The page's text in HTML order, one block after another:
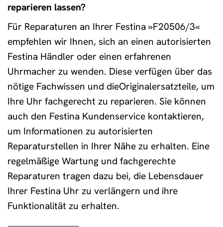
reparieren lassen?
Für Reparaturen an Ihrer Festina »F20506/3«
empfehlen wir Ihnen, sich an einen autorisierten
Festina Händler oder einen erfahrenen
Uhrmacher zu wenden. Diese verfügen über das
nötige Fachwissen und dieOriginalersatzteile, um
Ihre Uhr fachgerecht zu reparieren. Sie können
auch den Festina Kundenservice kontaktieren,
um Informationen zu autorisierten
Reparaturstellen in Ihrer Nähe zu erhalten. Eine
regelmäßige Wartung und fachgerechte
Reparaturen tragen dazu bei, die Lebensdauer
Ihrer Festina Uhr zu verlängern und ihre
Funktionalität zu erhalten.